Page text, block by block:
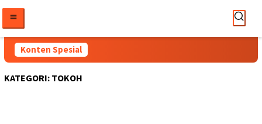
konten
Konten Spesial
KATEGORI: TOKOH